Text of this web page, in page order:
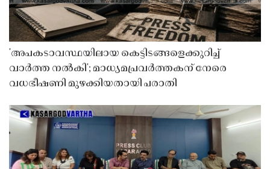
'അപകടാവസ്ഥയിലായ കെട്ടിടങ്ങളെക്കുറിച്ച്
വാർത്ത നൽകി'; മാധ്യമപ്രവർത്തകന് നേരെ
വധഭീഷണി മുഴക്കിയതായി പരാതി